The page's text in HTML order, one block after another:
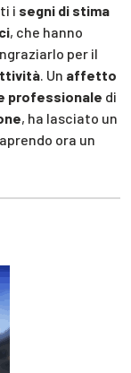
i segni di stima
, che hanno
per il
. Un affetto
professionale di
, ha lasciato un
ora un